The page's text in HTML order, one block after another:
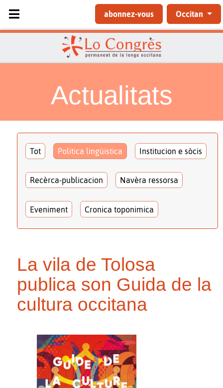
Sélectionnez votre langue
abonnez-vous Occitan
Actualitats
Tot Politica lingüistica Institucion e sòcis
Recèrca-publicacion Navèra ressorsa
Eveniment Cronica toponimica
La vila de Tolosa
publica son Guida de la
cultura occitana